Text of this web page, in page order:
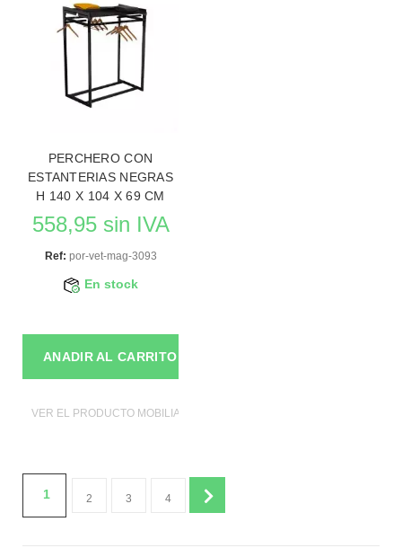
PERCHERO CON
ESTANTERIAS NEGRAS
H 140 X 104 X 69 CM
558,95 sin IVA
Ref: por-vet-mag-3093
En stock
ANADIR AL CARRITO
VER EL PRODUCTO MOBILIAROS DE TIENDAS
1 2 3 4